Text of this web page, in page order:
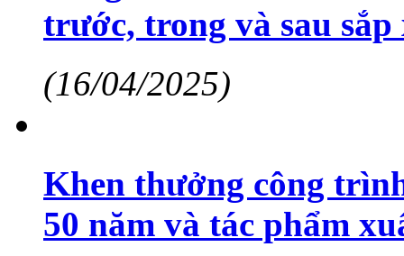
trước, trong và sau sắp
(16/04/2025)
Khen thưởng công
50 năm và tác phẩm